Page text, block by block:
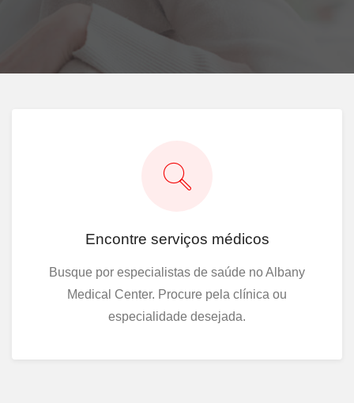
Encontre serviços médicos
Busque por especialistas de saúde no Albany
Medical Center. Procure pela clínica ou
especialidade desejada.